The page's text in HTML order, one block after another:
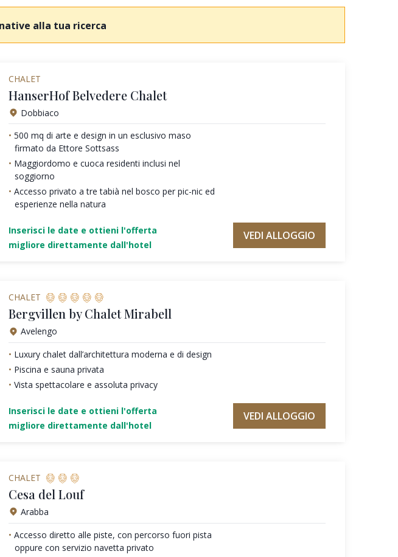
alla tua ricerca
CHALET
HanserHof Belvedere Chalet
Dobbiaco
500 mq di arte e design in un esclusivo maso
firmato da Ettore Sottsass
Maggiordomo e cuoca residenti inclusi nel
soggiorno
Accesso privato a tre tabià nel bosco per pic-nic ed
esperienze nella natura
Inserisci le date e ottieni l'offerta
migliore direttamente dall'hotel
VEDI ALLOGGIO
CHALET
Bergvillen by Chalet Mirabell
Avelengo
Luxury chalet dall’architettura moderna e di design
Piscina e sauna privata
Vista spettacolare e assoluta privacy
Inserisci le date e ottieni l'offerta
migliore direttamente dall'hotel
VEDI ALLOGGIO
CHALET
Cesa del Louf
Arabba
Accesso diretto alle piste, con percorso fuori pista
oppure con servizio navetta privato